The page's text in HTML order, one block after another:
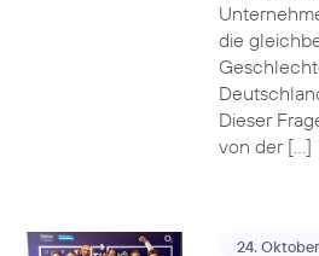
die
Dieser
von der […]
24.